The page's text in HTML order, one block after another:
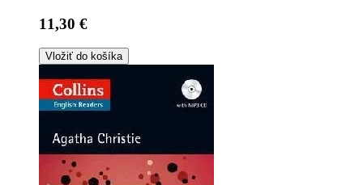
11,30 €
Vložiť do košíka